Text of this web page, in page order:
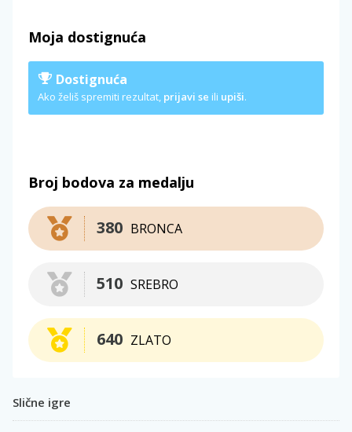
Moja dostignuća
Dostignuća
Ako želiš spremiti rezultat, prijavi se ili upiši.
Broj bodova za medalju
BRONCA
380
SREBRO
510
ZLATO
640
Slične igre